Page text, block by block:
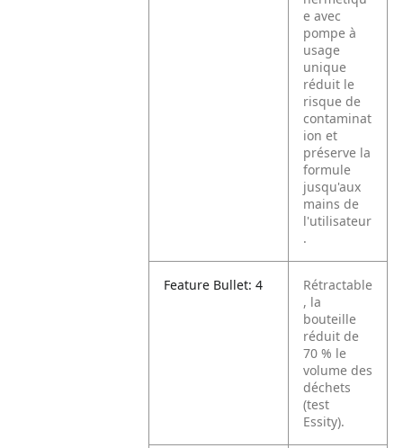
e avec
pompe à
usage
unique
réduit le
risque de
contaminat
ion et
préserve la
formule
jusqu'aux
mains de
l'utilisateur
.
Feature Bullet: 4
Rétractable
, la
bouteille
réduit de
70 % le
volume des
déchets
(test
Essity).